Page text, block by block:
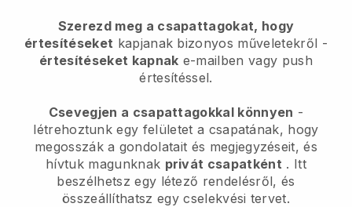
Szerezd meg a csapattagokat, hogy
értesítéseket kapjanak bizonyos műveletekről -
értesítéseket kapnak e-mailben vagy push
értesítéssel.
Csevegjen a csapattagokkal könnyen -
létrehoztunk egy felületet a csapatának, hogy
megosszák a gondolatait és megjegyzéseit, és
hívtuk magunknak privát csapatként . Itt
beszélhetsz egy létező rendelésről, és
összeállíthatsz egy cselekvési tervet.